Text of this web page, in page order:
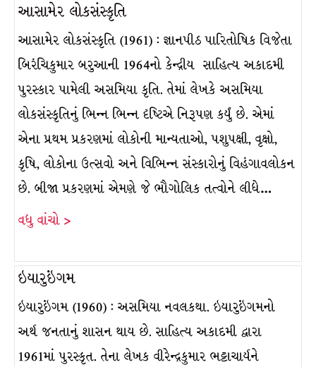
આસામેર લોકસંસ્કૃતિ
આસામેર લોકસંસ્કૃતિ (1961) : જ્ઞાનપીઠ પારિતોષિક વિજેતા
બિરંચિકુમાર બરુઆની 1964નો કેન્દ્રીય સાહિત્ય અકાદમી
પુરસ્કાર પામેલી અસમિયા કૃતિ. તેમાં લેખકે અસમિયા
લોકસંસ્કૃતિનું ભિન્ન ભિન્ન દૃષ્ટિએ નિરૂપણ કર્યું છે. એમાં
એના પ્રથમ પ્રકરણમાં લોકોની માન્યતાઓ, પશુપક્ષી, વૃક્ષો,
કૃષિ, લોકોના ઉત્સવો અને વિભિન્ન સંસ્કારોનું વિહંગાવલોકન
છે. બીજા પ્રકરણમાં એમણે જે ભૌગોલિક તત્વોને લીધે…
વધુ વાંચો >
ઇયારુઇંગમ
ઇયારુઇંગમ (1960) : અસમિયા નવલકથા. ઇયારુઇંગમનો
અર્થ જનતાનું શાસન થાય છે. સાહિત્ય અકાદમી દ્વારા
1961માં પુરસ્કૃત. તેના લેખક વીરેન્દ્રકુમાર ભટ્ટાચાર્યને